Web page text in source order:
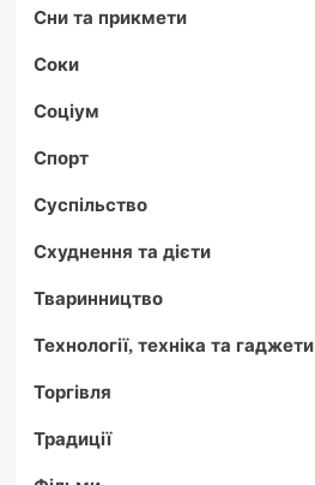
Сни та прикмети
Соки
Соціум
Спорт
Суспільство
Схуднення та дієти
Тваринництво
Технології, техніка та гаджети
Торгівля
Традиції